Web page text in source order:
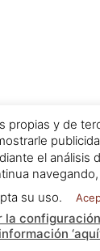
propias y de
el análisis
su uso.
la
información